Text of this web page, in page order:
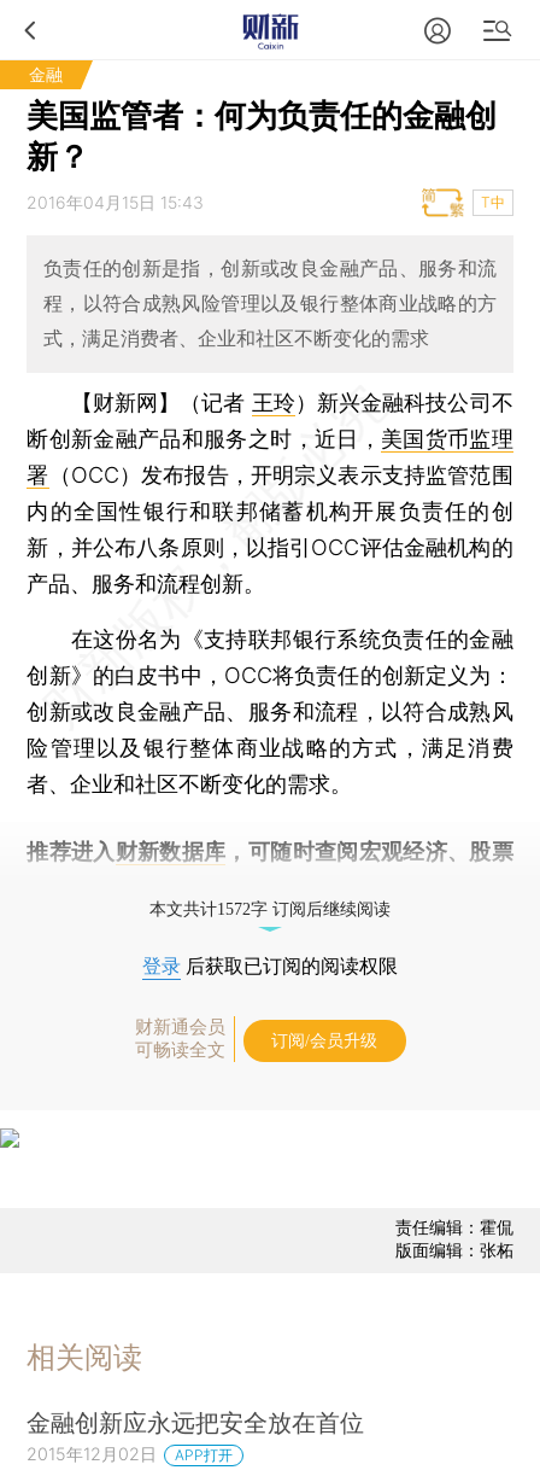
金融
美国监管者：何为负责任的金融创
新？
2016年04月15日 15:43 T中
负责任的创新是指，创新或改良金融产品、服务和流
程，以符合成熟风险管理以及银行整体商业战略的方
式，满足消费者、企业和社区不断变化的需求
【财新网】（记者 王玲） 新兴金融科技公司不
断创新金融产品和服务之时，近日， 美国货币监理
署 （OCC）发布报告，开明宗义表示支持监管范围
内的全国性银行和联邦储蓄机构开展负责任的创
新，并公布八条原则，以指引OCC评估金融机构的
产品、服务和流程创新。
在这份名为《支持联邦银行系统负责任的金融
创新》的白皮书中，OCC将负责任的创新定义为：
创新或改良金融产品、服务和流程，以符合成熟风
险管理以及银行整体商业战略的方式，满足消费
者、企业和社区不断变化的需求。
推荐进入 财新数据库 ，可随时查阅宏观经济、股票
本文共计1572字 订阅后继续阅读
登录 后获取已订阅的阅读权限
财新通会员
可畅读全文
订阅/会员升级
责任编辑：霍侃
版面编辑：张柘
相关阅读
金融创新应永远把安全放在首位
2015年12月02日 APP打开